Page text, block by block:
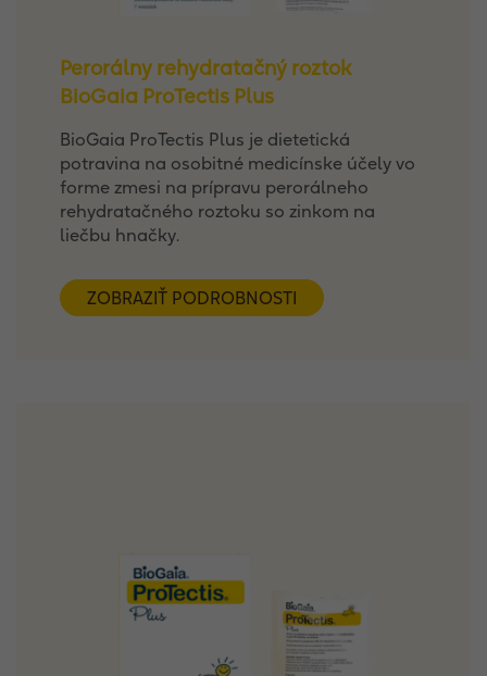
Perorálny rehydratačný roztok
BioGaia ProTectis Plus
BioGaia ProTectis Plus je dietetická
potravina na osobitné medicínske účely vo
forme zmesi na prípravu perorálneho
rehydratačného roztoku so zinkom na
liečbu hnačky.
ZOBRAZIŤ PODROBNOSTI